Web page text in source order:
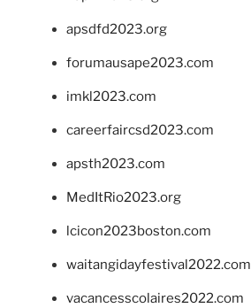
apsdfd2023.org
forumausape2023.com
imkl2023.com
careerfaircsd2023.com
apsth2023.com
MedItRio2023.org
lcicon2023boston.com
waitangidayfestival2022.com
vacancesscolaires2022.com